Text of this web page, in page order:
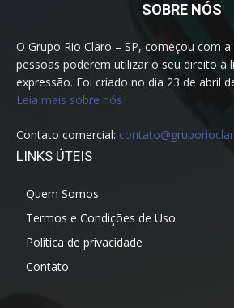
SOBRE NÓS
O Grupo Rio Claro – SP, começou com
pessoas poderem utilizar o seu direito à
expressão. Foi criado no dia 23 de abril
Leia mais sobre nós
Contato comercial:
LINKS ÚTEIS
Quem Somos
Termos e Condições de Uso
Política de privacidade
Contato